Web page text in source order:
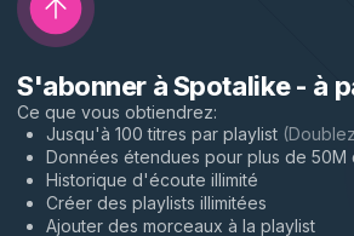
S'abonner à Spotalike- à
Ce que vous obtiendrez:
Jusqu'à 100 titres par playlist (
Données étendues pour plus de 50M
Historique d'écoute illimité
Créer des playlists illimitées
Ajouter des morceaux à la playlist